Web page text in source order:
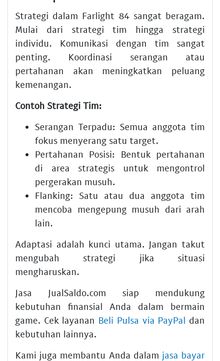
Strategi dalam Farlight 84 sangat beragam.
Mulai dari strategi tim hingga strategi
individu. Komunikasi dengan tim sangat
penting. Koordinasi serangan atau
pertahanan akan meningkatkan peluang
kemenangan.
Contoh Strategi Tim:
Serangan Terpadu: Semua anggota tim
fokus menyerang satu target.
Pertahanan Posisi: Bentuk pertahanan
di area strategis untuk mengontrol
pergerakan musuh.
Flanking: Satu atau dua anggota tim
mencoba mengepung musuh dari arah
lain.
Adaptasi adalah kunci utama. Jangan takut
mengubah strategi jika situasi
mengharuskan.
Jasa JualSaldo.com siap mendukung
kebutuhan finansial Anda dalam bermain
game. Cek layanan Beli Pulsa via PayPal dan
kebutuhan lainnya.
Kami juga membantu Anda dalam jasa bayar